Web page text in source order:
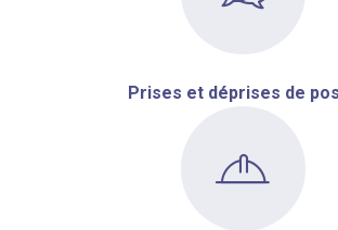
Prises et déprises de